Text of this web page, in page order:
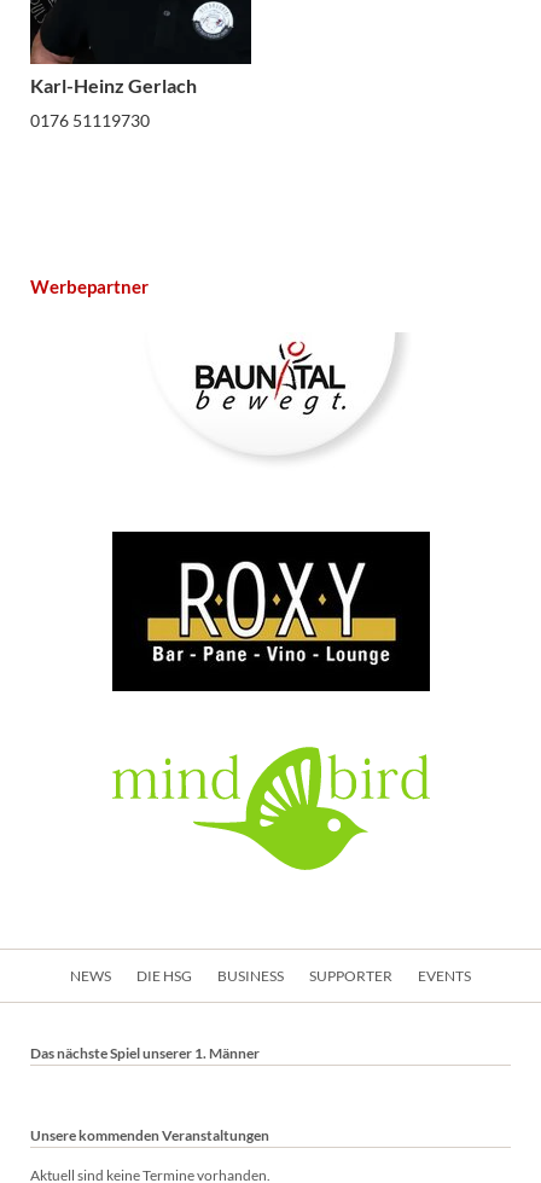
Karl-Heinz Gerlach
0176 51119730
Werbepartner
Navigation
NEWS DIE HSG BUSINESS SUPPORTER EVENTS
Das nächste Spiel unserer 1. Männer
Unsere kommenden Veranstaltungen
Aktuell sind keine Termine vorhanden.